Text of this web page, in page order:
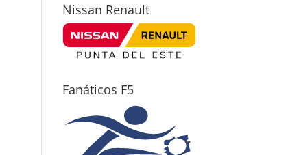
Nissan Renault
Fanáticos F5